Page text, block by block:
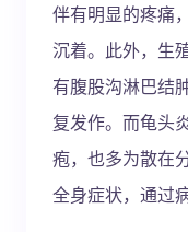
伴有明显的疼痛
沉着。此外，生
有腹股沟淋巴结
复发作。而龟头
疱，也多为散在
全身症状，通过